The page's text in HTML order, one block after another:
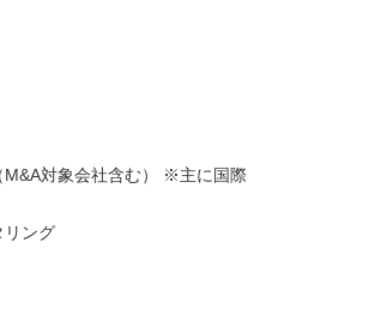
M&A対象会社含む） ※主に国際
リング